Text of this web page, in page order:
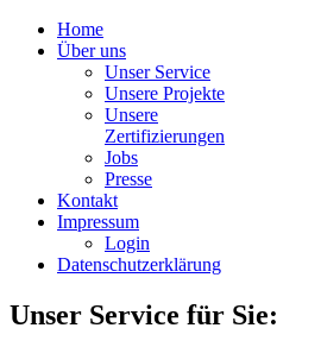
Home
Über uns
Unser Service
Unsere Projekte
Unsere
Zertifizierungen
Jobs
Presse
Kontakt
Impressum
Login
Datenschutzerklärung
Unser Service für Sie: